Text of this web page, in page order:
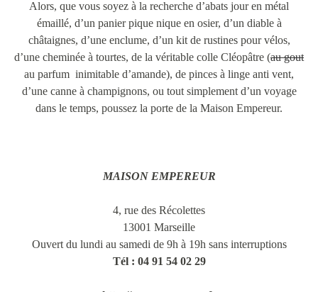
Alors, que vous soyez à la recherche d’abats jour en métal
émaillé, d’un panier pique nique en osier, d’un diable à
châtaignes, d’une enclume, d’un kit de rustines pour vélos,
d’une cheminée à tourtes, de la véritable colle Cléopâtre (au gout
au parfum inimitable d’amande), de pinces à linge anti vent,
d’une canne à champignons, ou tout simplement d’un voyage
dans le temps, poussez la porte de la Maison Empereur.
MAISON EMPEREUR
4, rue des Récolettes
13001 Marseille
Ouvert du lundi au samedi de 9h à 19h sans interruptions
Tél : 04 91 54 02 29